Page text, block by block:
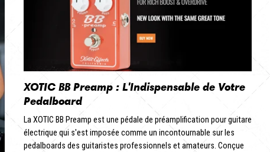
XOTIC BB Preamp : L'Indispensable de Votre
Pedalboard
La XOTIC BB Preamp est une pédale de préamplification pour guitare
électrique qui s'est imposée comme un incontournable sur les
pedalboards des guitaristes professionnels et amateurs. Conçue